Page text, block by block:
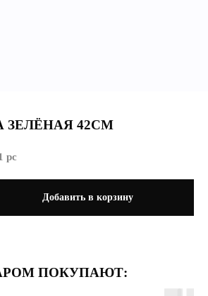
ЗЕЛЁНАЯ 42СМ
pc
Добавить в корзину
ПОКУПАЮТ: